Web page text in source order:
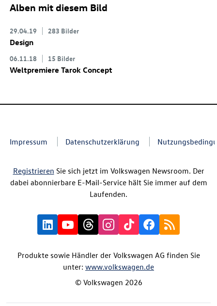
Alben mit diesem Bild
29.04.19 283 Bilder
Design
06.11.18 15 Bilder
Weltpremiere Tarok Concept
Impressum Datenschutzerklärung
Registrieren Sie sich jetzt im Volkswagen Newsroom. Der
dabei abonnierbare E-Mail-Service hält Sie immer auf dem
Laufenden.
Produkte sowie Händler der Volkswagen AG finden Sie
unter: www.volkswagen.de
© Volkswagen 2026